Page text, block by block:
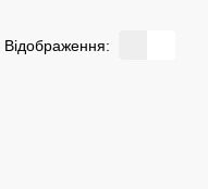
Відображення: